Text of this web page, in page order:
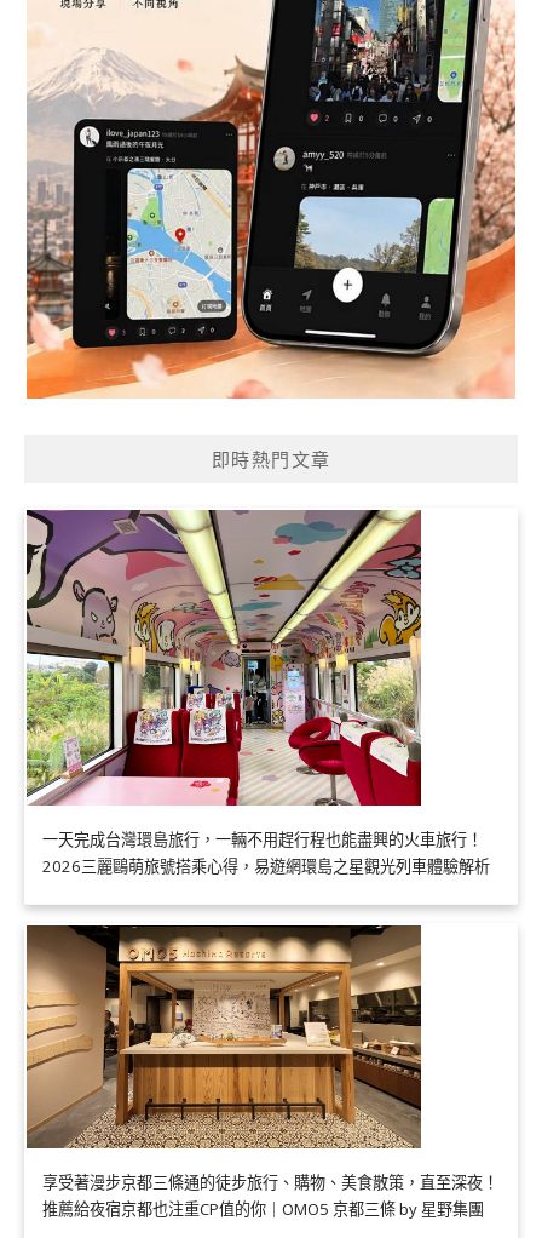
即時熱門文章
一天完成台灣環島旅行，一輛不用趕行程也能盡興的火車旅行！
2026三麗鷗萌旅號搭乘心得，易遊網環島之星觀光列車體驗解析
享受著漫步京都三條通的徒步旅行、購物、美食散策，直至深夜！
推薦給夜宿京都也注重CP值的你｜OMO5 京都三條 by 星野集團